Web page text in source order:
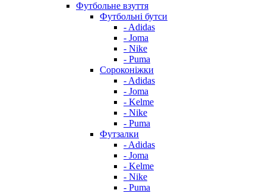
Футбольне взуття
Футбольні бутси
- Adidas
- Joma
- Nike
- Puma
Сороконіжки
- Adidas
- Joma
- Kelme
- Nike
- Puma
Футзалки
- Adidas
- Joma
- Kelme
- Nike
- Puma